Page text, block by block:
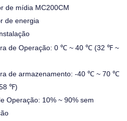
de mídia MC200CM
de energia
de Operação: 0 ℃ ~ 40 ℃ (32 ℉ ~
de armazenamento: -40 ℃ ~ 70 ℃
℉)
Operação: 10% ~ 90% sem